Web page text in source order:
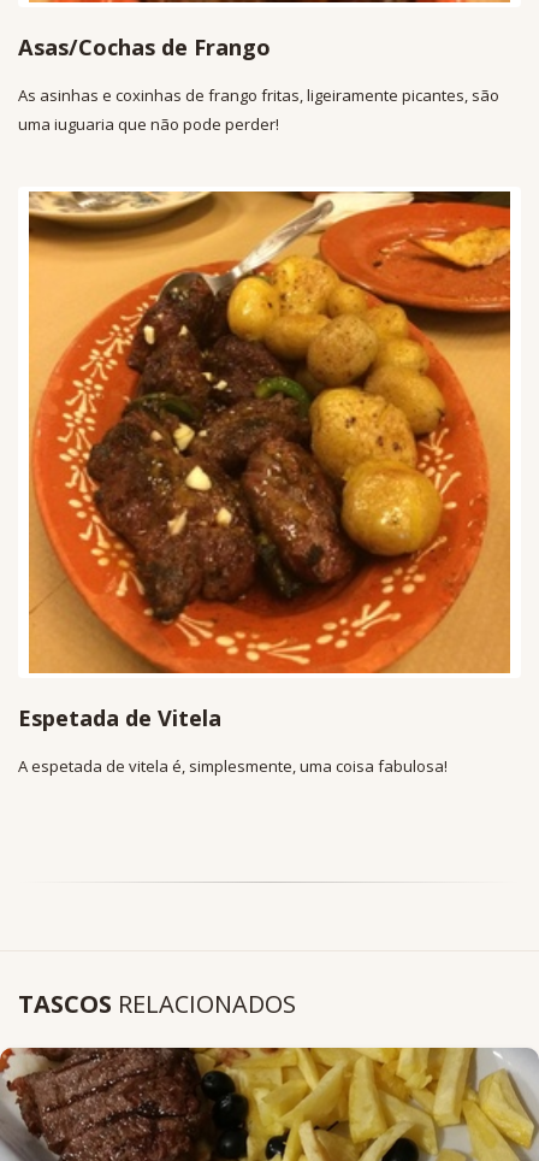
Asas/Cochas de Frango
As asinhas e coxinhas de frango fritas, ligeiramente picantes, são
uma iuguaria que não pode perder!
Espetada de Vitela
A espetada de vitela é, simplesmente, uma coisa fabulosa!
TASCOS RELACIONADOS